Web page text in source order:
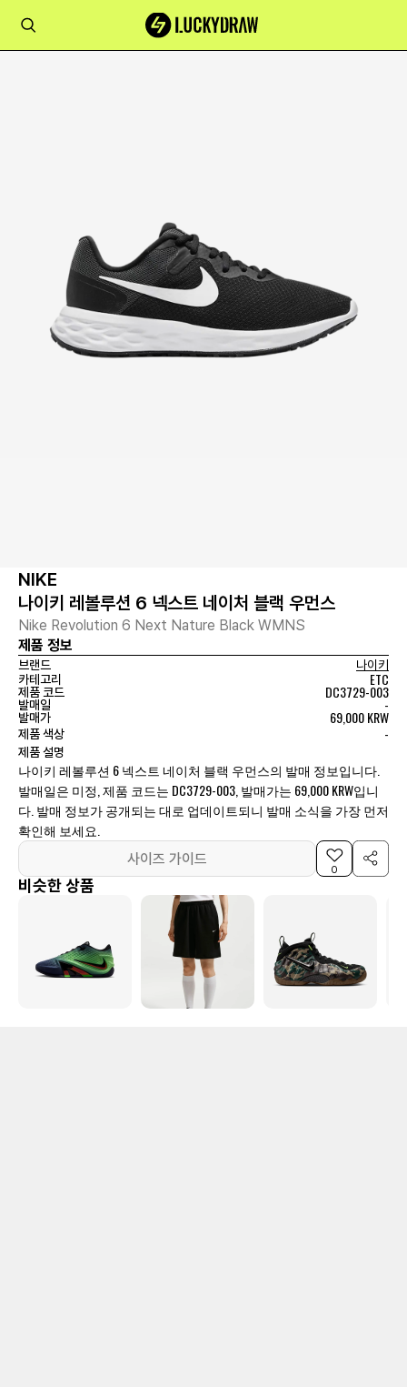
NIKE
나이키 레볼루션 6 넥스트 네이처 블랙 우먼스
Nike Revolution 6 Next Nature Black WMNS
제품 정보
브랜드
나이키
카테고리
ETC
제품 코드 DC3729-003
발매일 -
발매가 69,000 KRW
제품 색상 -
제품 설명
나이키 레볼루션 6 넥스트 네이처 블랙 우먼스의 발매 정보입니다.
발매일은 미정, 제품 코드는 DC3729-003, 발매가는 69,000 KRW입니
다. 발매 정보가 공개되는 대로 업데이트되니 발매 소식을 가장 먼저
확인해 보세요.
사이즈 가이드
0
비슷한 상품